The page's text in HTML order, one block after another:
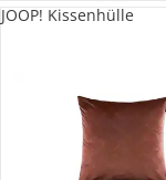
JOOP! Kissenhülle